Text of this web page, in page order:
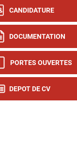
CANDIDATURE
DOCUMENTATION
PORTES OUVERTES
DEPOT DE CV